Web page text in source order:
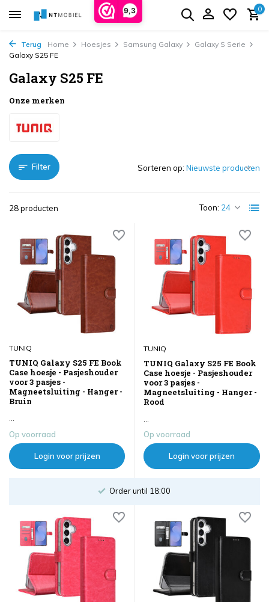
9,3 0
Terug Home Hoesjes Samsung Galaxy
Galaxy S Serie
Galaxy S25 FE
Galaxy S25 FE
Onze merken
Filter
28 producten Toon:
Sorteren op:
TUNIQ
TUNIQ Galaxy S25 FE Book
Case hoesje - Pasjeshouder
voor 3 pasjes -
Magneetsluiting - Hanger -
Bruin
Op voorraad
Login voor prijzen
TUNIQ
TUNIQ Galaxy S25 FE Book
Case hoesje - Pasjeshouder
voor 3 pasjes -
Magneetsluiting - Hanger -
Rood
Op voorraad
Login voor prijzen
Order until 18:00